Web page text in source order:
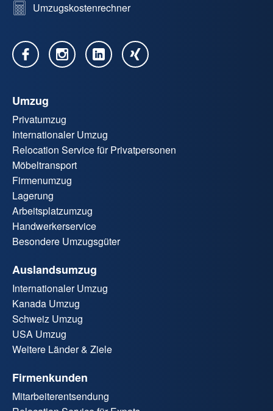
Umzugskostenrechner
Umzug
Privatumzug
Internationaler Umzug
Relocation Service für Privatpersonen
Möbeltransport
Firmenumzug
Lagerung
Arbeitsplatzumzug
Handwerkerservice
Besondere Umzugsgüter
Auslandsumzug
Internationaler Umzug
Kanada Umzug
Schweiz Umzug
USA Umzug
Weitere Länder & Ziele
Firmenkunden
Mitarbeiterentsendung